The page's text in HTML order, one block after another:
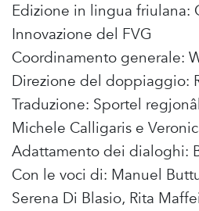
Edizione in lingua friulana:
Innovazione del FVG
Coordinamento generale:
Direzione del doppiaggio:
Traduzione: Sportel
Michele Calligaris e
Adattamento dei dialoghi:
Con le voci di: Manuel
Serena Di Blasio, Rita